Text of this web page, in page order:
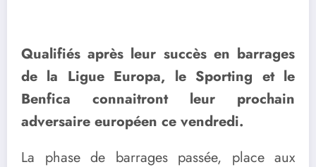
Qualifiés après leur succès en barrages
de la Ligue Europa, le Sporting et le
Benfica connaitront leur prochain
adversaire européen ce vendredi.
La phase de barrages passée, place aux